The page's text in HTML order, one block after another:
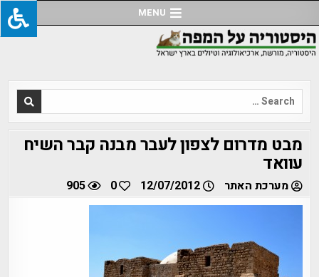
to
content
MENU
Search
for:
מבט מדרום לצפון לעבר מבנה קבר השיח
עוואד
מערכת האתר 12/07/2012
0
905